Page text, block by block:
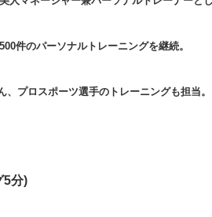
件のパーソナルトレーニングを継続。
プロスポーツ選手のトレーニングも担当。
5分)